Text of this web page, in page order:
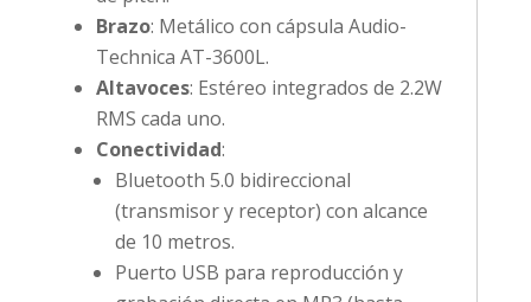
Brazo: Metálico con cápsula Audio-
Technica AT-3600L.
Altavoces: Estéreo integrados de 2.2W
RMS cada uno.
Conectividad:
Bluetooth 5.0 bidireccional
(transmisor y receptor) con alcance
de 10 metros.
Puerto USB para reproducción y